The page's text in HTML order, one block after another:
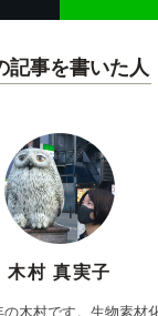
記事を書いた人
木村 真実子
木村です。生物素材